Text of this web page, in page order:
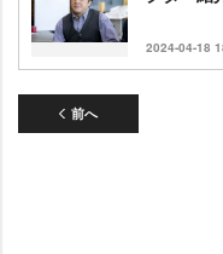
2024-04-18
前へ